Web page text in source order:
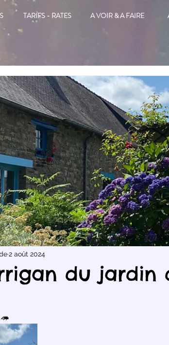
TARIFS - RATES A VOIR & A FAIRE
du jardin
2 août 2024